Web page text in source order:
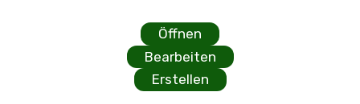
Öffnen
Bearbeiten
Erstellen